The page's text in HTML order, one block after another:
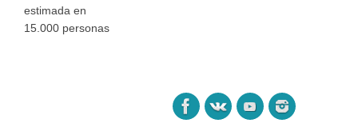
estimada en
15.000 personas